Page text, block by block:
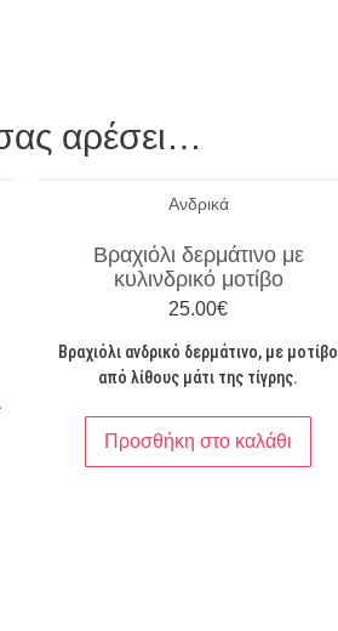
αρέσει…
Ανδρικά
Βραχιόλι δερμάτινο με
κυλινδρικό μοτίβο
25.00€
Βραχιόλι ανδρικό δερμάτινο, με μοτίβο
από λίθους μάτι της τίγρης.
Προσθήκη στο καλάθι